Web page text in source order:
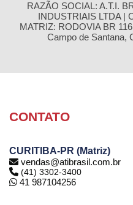
RAZÃO SOCIAL: A.T.I.
INDUSTRIAIS LTDA |
MATRIZ: RODOVIA BR
Campo de Santana,
CONTATO
CURITIBA-PR (Matriz)
vendas@atibrasil.com.br
(41) 3302-3400
41 987104256